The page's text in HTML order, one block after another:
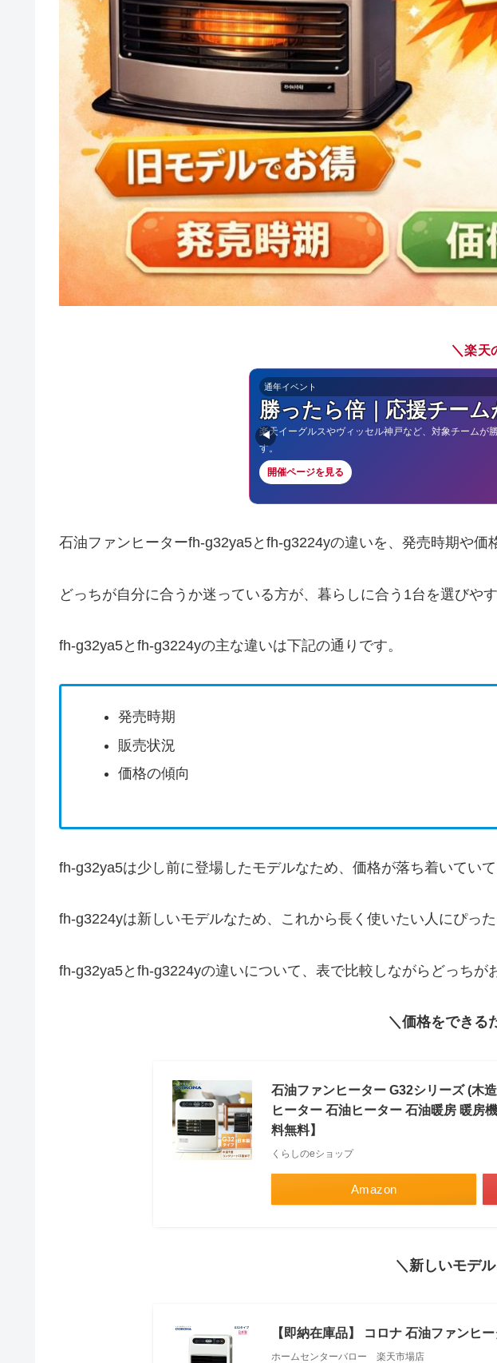
＼楽天
通年イベント
勝ったら倍｜応援チー
楽天イーグルスやヴィッセル神戸など、対象チームが
す。
開催ページを見る
◀
石油ファンヒーターfh-g32ya5とfh-g3224yの違いを、発売時期や価
どっちが自分に合うか迷っている方が、暮らしに合う1台を選びや
fh-g32ya5とfh-g3224yの主な違いは下記の通りです。
発売時期
販売状況
価格の傾向
fh-g32ya5は少し前に登場したモデルなため、価格が落ち着いてい
fh-g3224yは新しいモデルなため、これから長く使いたい人にぴった
fh-g32ya5とfh-g3224yの違いについて、表で比較しながらどっちが
＼価格をできる
石油ファンヒーター G32シリーズ (木
ヒーター 石油ヒーター 石油暖房 暖房
料無料】
くらしのeショップ
Amazon
＼新しいモデ
【即納在庫品】 コロナ 石油ファン
ホームセンターバロー 楽天市場店